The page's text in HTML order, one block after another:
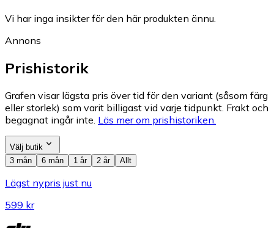
Vi har inga insikter för den här produkten ännu.
Annons
Prishistorik
Grafen visar lägsta pris över tid för den variant (såsom färg
eller storlek) som varit billigast vid varje tidpunkt. Frakt och
begagnat ingår inte. Läs mer om prishistoriken.
Välj butik
3 mån
6 mån 1 år 2 år Allt
Lägst nypris just nu
599 kr